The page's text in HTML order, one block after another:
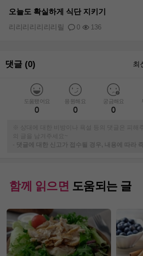
오늘도 확실하게 식단 지키기
0 136
리리리리리리리릴
댓글 (0) 최
도움됐어요
0
응원해요
0
궁금해요
0
※ 상대에 대한 비방이나 욕설 등의 댓글은 피해
의 글을 남겨주세요~
-
댓글에 대한 신고가 접수될 경우, 내용에 따라
함께 읽으면 도움되는 글